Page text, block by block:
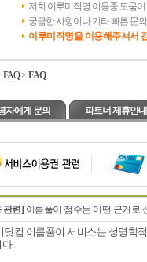
저희 이루미작명 이용중 도움
궁금한 사항이나 기타 빠른 문
이루미작명을 이용해주셔서
FAQ> FAQ
자에게 문의 파트너 제휴안내
관련] 이름풀이 점수는 어떤 근거로
닷컴 이름풀이 서비스는 성명학
.